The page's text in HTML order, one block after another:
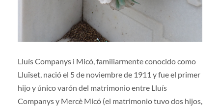
Lluís Companys i Micó, familiarmente conocido como
Lluïset, nació el 5 de noviembre de 1911 y fue el primer
hijo y único varón del matrimonio entre Lluís
Companys y Mercè Micó (el matrimonio tuvo dos hijos,